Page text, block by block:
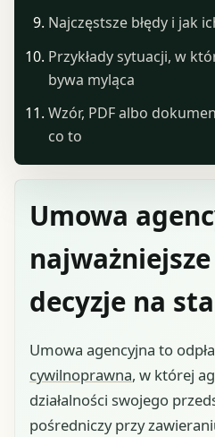
Umowa
decyzje na
Umowa agencyjna to
cywilnoprawna, w której
działalności swojego
pośredniczy przy
Najczęstsze błędy i jak
Przykłady sytuacji, w
bywa myląca
Wzór, PDF albo
co to